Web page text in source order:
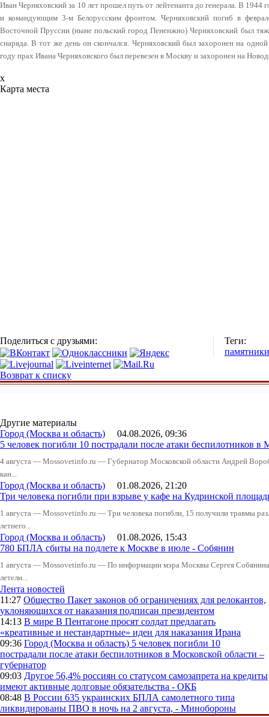
Иван Черняховский за 10 лет прошел путь от лейтенанта до генерала. В 1944
и командующим 3-м Белорусским фронтом. Черняховский погиб в
Восточной Пруссии (ныне польский город Пененжно) Черняховский был
снаряда. В тот же день он скончался. Черняховский был захоронен на
году прах Ивана Черняховского был перевезен в Москву и захоронен на
x
Карта места
Поделиться с друзьями:
Теги:
памятники
Возврат к списку
Другие материалы
Город (Москва и область) 04.08.2026, 09:36
5 человек погибли 10 пострадали после атаки беспилотников в
4 августа — Mossovetinfo.ru — Губернатор Московской области Андрей
кан...
Город (Москва и область) 01.08.2026, 21:20
Три человека погибли при взрыве у кафе на Кудринской
1 августа — Mossovetinfo.ru — Три человека погибли, 15 получили травмы
летнего...
Город (Москва и область) 01.08.2026, 15:43
780 БПЛА сбиты на подлете к Москве в июле - Собянин
1 августа — Mossovetinfo.ru — По информации мэра Москвы Сергея
летели...
Лента новостей
11:27 Общество Пакет законов об ограничениях для релокантов,
уклоняющихся от наказания подписан президентом
14:13 В мире В Пентагоне просят солдат предлагать
«креативные и нестандартные» идеи для наказания Ирана
09:36 Город (Москва и область) 5 человек погибли 10
пострадали после атаки беспилотников в Московской области –
губернатор
09:03 Другое 56,4% россиян со статусом самозапрета на кредиты
имеют активные долговые обязательства - ОКБ
08:48 В России 635 украинских БПЛА самолетного типа
ликвидированы ПВО в ночь на 2 августа, - Минобороны